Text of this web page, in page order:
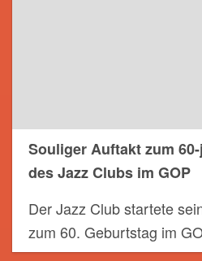
Souliger Auftakt zum
des Jazz Clubs im GOP
Der Jazz Club startete
zum 60. Geburtstag im